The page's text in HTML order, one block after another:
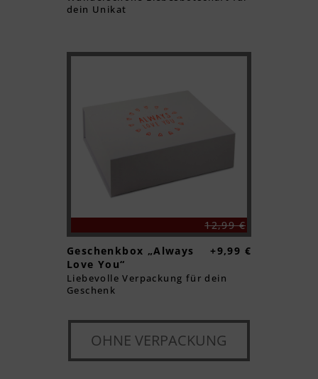
Textvorschau
Textvorschau
Textvorschau
Textvorschau
Textvorschau
Textvorschau
OHNE VERPACKUNG
dein Unikat
12,99 €
Geschenkbox „Always
Love You“
+9,99 €
Liebevolle Verpackung für dein
Geschenk